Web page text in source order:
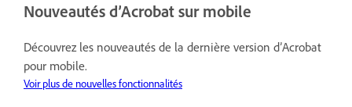
Nouveautés d’Acrobat sur mobile
Découvrez les nouveautés de la dernière version d’Acrobat
pour mobile.
Voir plus de nouvelles fonctionnalités